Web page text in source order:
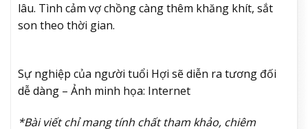
lâu. Tình cảm vợ chồng càng thêm khăng khít, sắt
son theo thời gian.
Sự nghiệp của người tuổi Hợi sẽ diễn ra tương đối
dễ dàng – Ảnh minh họa: Internet
*Bài viết chỉ mang tính chất tham khảo, chiêm